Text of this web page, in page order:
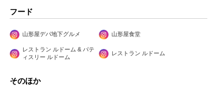
フード
山形屋デパ地下グルメ 山形屋食堂
レストラン ルドーム & パテ
ィスリー ルドーム
レストラン ルドーム
そのほか